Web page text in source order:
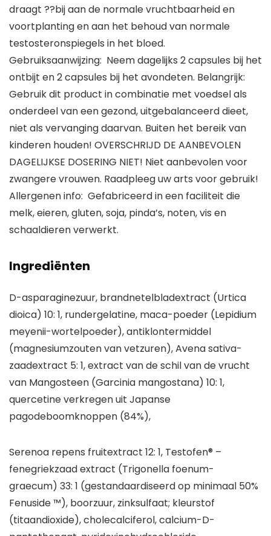
draagt ??bij aan de normale vruchtbaarheid en
voortplanting en aan het behoud van normale
testosteronspiegels in het bloed.
Gebruiksaanwijzing: Neem dagelijks 2 capsules bij het
ontbijt en 2 capsules bij het avondeten. Belangrijk:
Gebruik dit product in combinatie met voedsel als
onderdeel van een gezond, uitgebalanceerd dieet,
niet als vervanging daarvan. Buiten het bereik van
kinderen houden! OVERSCHRIJD DE AANBEVOLEN
DAGELIJKSE DOSERING NIET! Niet aanbevolen voor
zwangere vrouwen. Raadpleeg uw arts voor gebruik!
Allergenen info: Gefabriceerd in een faciliteit die
melk, eieren, gluten, soja, pinda’s, noten, vis en
schaaldieren verwerkt.
Ingrediënten
D-asparaginezuur, brandnetelbladextract (Urtica
dioica) 10: 1, rundergelatine, maca-poeder (Lepidium
meyenii-wortelpoeder), antiklontermiddel
(magnesiumzouten van vetzuren), Avena sativa-
zaadextract 5: 1, extract van de schil van de vrucht
van Mangosteen (Garcinia mangostana) 10: 1,
quercetine verkregen uit Japanse
pagodeboomknoppen (84%),
Serenoa repens fruitextract 12: 1, Testofen® –
fenegriekzaad extract (Trigonella foenum-
graecum) 33: 1 (gestandaardiseerd op minimaal 50%
Fenuside ™), boorzuur, zinksulfaat; kleurstof
(titaandioxide), cholecalciferol, calcium-D-